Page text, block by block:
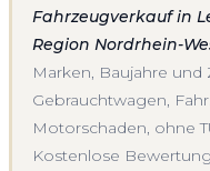
Fahrzeugverkauf in
Region Nordrhein-
Marken, Baujahre
Gebrauchtwagen,
Motorschaden, ohne
Kostenlose